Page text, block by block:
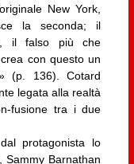
New York,
la seconda; il
il falso più che
con questo un
(p. 136). Cotard
legata alla realtà
fusione tra i due
protagonista lo
Sammy Barnathan